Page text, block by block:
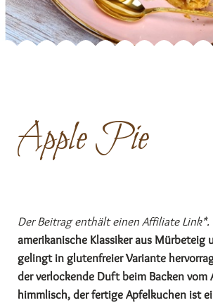
Apple Pie
Der Beitrag enthält einen Affiliate Link*.
amerikanische Klassiker aus Mürbeteig
gelingt in glutenfreier Variante
der verlockende Duft beim Backen vom
himmlisch, der fertige Apfelkuchen ist